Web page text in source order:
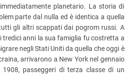
planetario. La storia di
parte dal nulla ed è identica a quella
gli altri scappati dai pogrom russi. A
tredici anni la sua famiglia fu costretta a
negli Stati Uniti da quella che oggi è
arrivarono a New York nel gennaio
1908, passeggeri di terza classe di un